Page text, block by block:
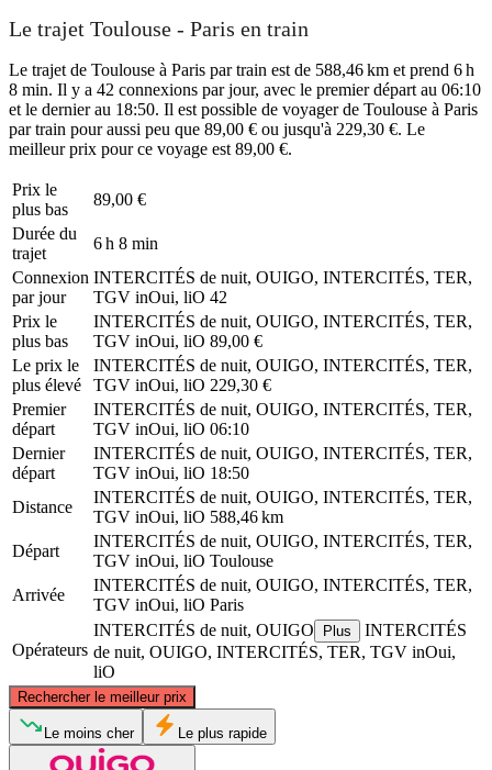
Le trajet Toulouse - Paris en train
Le trajet de Toulouse à Paris par train est de 588,46 km et prend 6 h
8 min. Il y a 42 connexions par jour, avec le premier départ au 06:10
et le dernier au 18:50. Il est possible de voyager de Toulouse à Paris
par train pour aussi peu que 89,00 € ou jusqu'à 229,30 €. Le
meilleur prix pour ce voyage est 89,00 €.
Prix ​​le
plus bas
89,00 €
Durée du
trajet
6 h 8 min
Connexion
par jour
INTERCITÉS de nuit, OUIGO, INTERCITÉS, TER,
TGV inOui, liO 42
Prix ​​le
plus bas
INTERCITÉS de nuit, OUIGO, INTERCITÉS, TER,
TGV inOui, liO 89,00 €
Le prix le
plus élevé
INTERCITÉS de nuit, OUIGO, INTERCITÉS, TER,
TGV inOui, liO 229,30 €
Premier
départ
INTERCITÉS de nuit, OUIGO, INTERCITÉS, TER,
TGV inOui, liO 06:10
Dernier
départ
INTERCITÉS de nuit, OUIGO, INTERCITÉS, TER,
TGV inOui, liO 18:50
Distance
INTERCITÉS de nuit, OUIGO, INTERCITÉS, TER,
TGV inOui, liO 588,46 km
Départ
INTERCITÉS de nuit, OUIGO, INTERCITÉS, TER,
TGV inOui, liO Toulouse
Arrivée
INTERCITÉS de nuit, OUIGO, INTERCITÉS, TER,
TGV inOui, liO Paris
Opérateurs
INTERCITÉS de nuit, OUIGO Plus
INTERCITÉS
de nuit, OUIGO, INTERCITÉS, TER, TGV inOui,
liO
Rechercher le meilleur prix
Paris
Le moins cher Le plus rapide